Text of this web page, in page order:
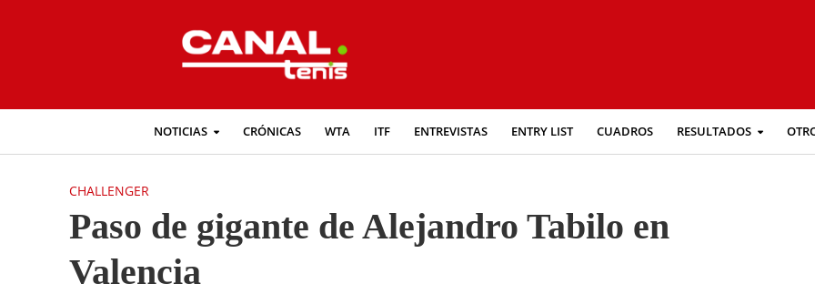
NOTICIAS CRÓNICAS WTA ITF ENTREVISTAS ENTRY LIST CUADROS RESULTADOS
CHALLENGER
Paso de gigante de Alejandro Tabilo en
Valencia